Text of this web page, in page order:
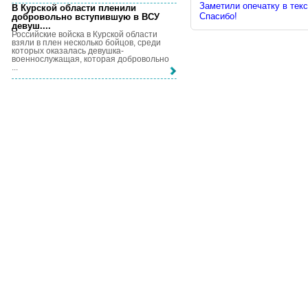
Заметили опечатку в
Спасибо!
В Курской области пленили
добровольно вступившую в ВСУ
девуш....
Российские войска в Курской области
взяли в плен несколько бойцов, среди
которых оказалась девушка-
военнослужащая, которая добровольно
...